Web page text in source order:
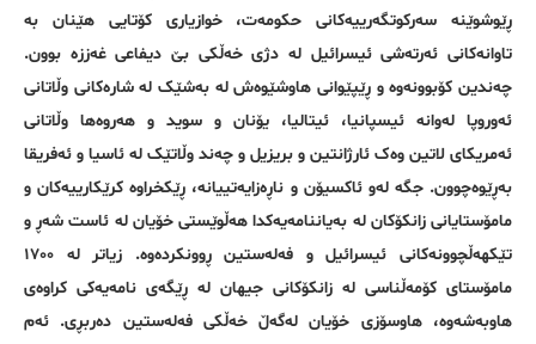
ڕێوشوێنە سەرکوتگەرییەکانی حکومەت، خوازیاری کۆتایی هێنان بە
تاوانەکانی ئەرتەشی ئیسرائیل لە دژی خەڵکی بێ دیفاعی غەززە بوون.
چەندین کۆبوونەوە و ڕێپێوانی هاوشێوەش لە بەشێک لە شارەکانی وڵاتانی
ئەوروپا لەوانە ئیسپانیا، ئیتالیا، یۆنان و سوید و هەروەها وڵاتانی
ئەمریکای لاتین وەک ئارژانتین و بریزیل و چەند وڵاتێک لە ئاسیا و ئەفریقا
بەڕێوەچوون. جگە لەو ئاکسیۆن و ناڕەزایەتییانە، ڕێکخراوە کرێکارییەکان و
مامۆستایانی زانکۆکان لە بەیاننامەیەکدا هەڵوێستی خۆیان لە ئاست شەڕ و
تێکهەڵچوونەکانی ئیسرائیل و فەلەستین ڕوونکردەوە. زیاتر لە ١٧٠٠
مامۆستای کۆمەڵناسی لە زانکۆکانی جیهان لە ڕێگەی نامەیەکی کراوەی
هاوبەشەوە، هاوسۆزی خۆیان لەگەڵ خەڵکی فەلەستین دەربڕی. ئەم